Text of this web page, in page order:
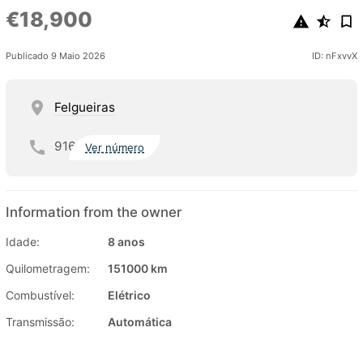
€18,900
Publicado 9 Maio 2026 ID: nFxvvX
Felgueiras
916 Ver número
Information from the owner
Idade:
8 anos
Quilometragem:
151000 km
Combustível:
Elétrico
Transmissão:
Automática